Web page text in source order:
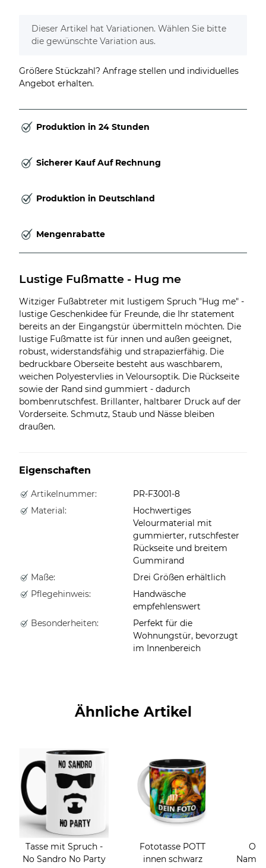
x
Dieser Artikel hat Variationen. Wählen Sie bitte
die gewünschte Variation aus.
Größere Stückzahl? Anfrage stellen und individuelles
Angebot erhalten.
Produktion in 24 Stunden
Sicherer Kauf Auf Rechnung
Produktion in Deutschland
Mengenrabatte
Lustige Fußmatte - Hug me
Witziger Fußabtreter mit lustigem Spruch "Hug me" -
lustige Geschenkidee für Freunde, die Ihr statement
bereits an der Eingangstür übermitteln möchten. Die
lustige Fußmatte ist für innen und außen geeignet,
robust, widerstandsfähig und strapazierfähig. Die
bedruckbare Oberseite besteht aus waschbarem,
weichen Polyestervlies in Veloursoptik. Die Rückseite
sowie der Rand sind gummiert - dadurch
bombenrutschfest. Brillanter, haltbarer Druck auf der
Vorderseite. Schmutz, Staub und Nässe bleiben
draußen.
Eigenschaften
Artikelnummer:
PR-F3001-8
Material:
Hochwertiges
Velourmaterial mit
gummierter, rutschfester
Rückseite und breitem
Gummirand
Maße:
Drei Größen erhältlich
Pflegehinweis:
Handwäsche
empfehlenswert
Besonderheiten:
Perfekt für die
Wohnungstür, bevorzugt
im Innenbereich
Ähnliche Artikel
Tasse mit Spruch -
No Sandro No Party
Fototasse POTT
innen schwarz
Name